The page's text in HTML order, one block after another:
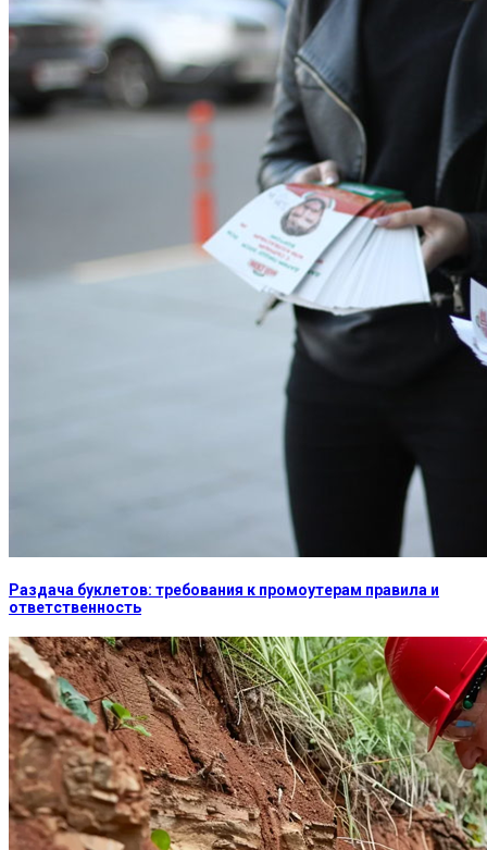
Раздача буклетов: требования к промоутерам правила и
ответственность